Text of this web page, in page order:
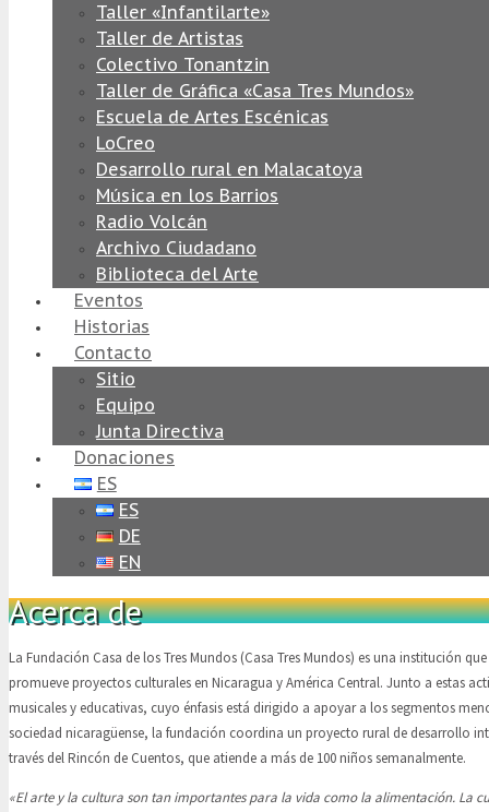
Taller «Infantilarte»
Taller de Artistas
Colectivo Tonantzin
Taller de Gráfica «Casa Tres Mundos»
Escuela de Artes Escénicas
LoCreo
Desarrollo rural en Malacatoya
Música en los Barrios
Radio Volcán
Archivo Ciudadano
Biblioteca del Arte
Eventos
Historias
Contacto
Sitio
Equipo
Junta Directiva
Donaciones
ES
ES
DE
EN
Acerca de
La Fundación Casa de los Tres Mundos (Casa Tres Mundos) es una institución
promueve proyectos culturales en Nicaragua y América Central. Junto a estas
musicales y educativas, cuyo énfasis está dirigido a apoyar a los segmentos
sociedad nicaragüense, la fundación coordina un proyecto rural de desarrollo
través del Rincón de Cuentos, que atiende a más de 100 niños semanalmente.
«El arte y la cultura son tan importantes para la vida como la alimentación. La